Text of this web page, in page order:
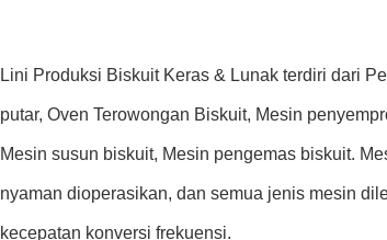
Lini Produksi Biskuit Keras & Lunak terdiri dari
putar, Oven Terowongan Biskuit, Mesin
Mesin susun biskuit, Mesin pengemas biskuit.
nyaman dioperasikan, dan semua jenis mesin
kecepatan konversi frekuensi.